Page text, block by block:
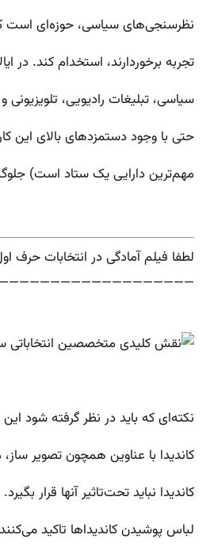
نظرسنجی‌های سیاسی، حوزه‌ای است که
تجربه برخوردارند، استخدام کند.
سیاسی، تبلیغات رادیویی،
حتی با وجود دستمزدهای بالای این
مهم‌ترین دارایی یک ستاد است)
لطفا فیلم آمادگی در انتخابات حرف
نکته‌ای که باید در نظر گرفته شود
کاندیدا با عناوین همچون تصویر
کاندیدا نباید تحت‌تاثیر آنها قرار
لباس پوشیدن کاندیداها تاکید